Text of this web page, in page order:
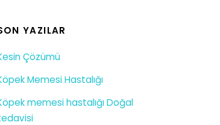
YAZILAR
Çözümü
Memesi Hastalığı
memesi hastalığı Doğal